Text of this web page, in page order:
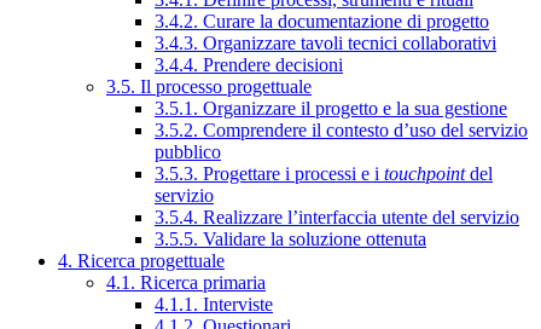
3.4.2. Curare la documentazione di progetto
3.4.3. Organizzare tavoli tecnici collaborativi
3.4.4. Prendere decisioni
3.5. Il processo progettuale
3.5.1. Organizzare il progetto e la sua gestione
3.5.2. Comprendere il contesto d’uso del servizio
pubblico
3.5.3. Progettare i processi e i touchpointdel
servizio
3.5.4. Realizzare l’interfaccia utente del servizio
3.5.5. Validare la soluzione ottenuta
4. Ricerca progettuale
4.1. Ricerca primaria
4.1.1. Interviste